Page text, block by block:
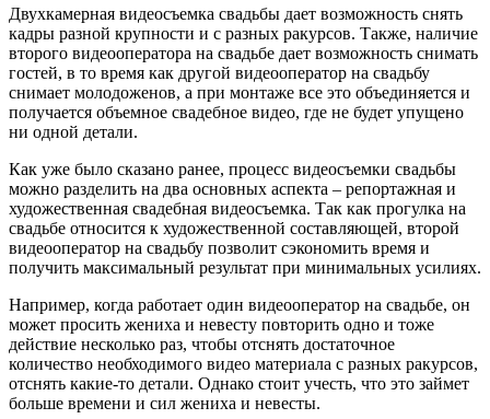
Двухкамерная видеосъемка свадьбы дает возможность снять
кадры разной крупности и с разных ракурсов. Также, наличие
второго видеооператора на свадьбе дает возможность снимать
гостей, в то время как другой видеооператор на свадьбу
снимает молодоженов, а при монтаже все это объединяется и
получается объемное свадебное видео, где не будет упущено
ни одной детали.
Как уже было сказано ранее, процесс видеосъемки свадьбы
можно разделить на два основных аспекта – репортажная и
художественная свадебная видеосъемка. Так как прогулка на
свадьбе относится к художественной составляющей, второй
видеооператор на свадьбу позволит сэкономить время и
получить максимальный результат при минимальных усилиях.
Например, когда работает один видеооператор на свадьбе, он
может просить жениха и невесту повторить одно и тоже
действие несколько раз, чтобы отснять достаточное
количество необходимого видео материала с разных ракурсов,
отснять какие-то детали. Однако стоит учесть, что это займет
больше времени и сил жениха и невесты.